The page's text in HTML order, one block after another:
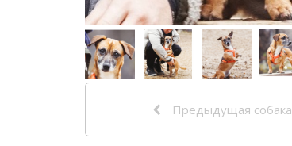
Предыдущая собака